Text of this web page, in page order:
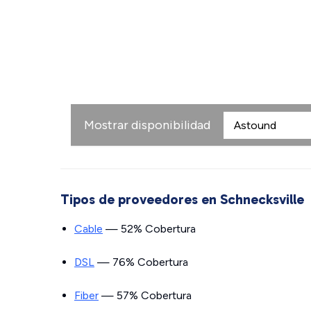
Mostrar disponibilidad
Tipos de proveedores en Schnecksville
Cable — 52% Cobertura
DSL — 76% Cobertura
Fiber — 57% Cobertura